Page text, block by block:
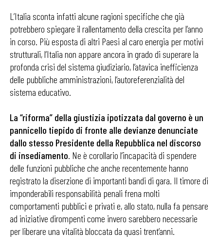
L’Italia sconta infatti alcune ragioni specifiche che già
potrebbero spiegare il rallentamento della crescita per l’anno
in corso. Più esposta di altri Paesi al caro energia per motivi
strutturali, l’Italia non appare ancora in grado di superare la
profonda crisi del sistema giudiziario, l’atavica inefficienza
delle pubbliche amministrazioni, l’autoreferenzialità del
sistema educativo.
La “riforma” della giustizia ipotizzata dal governo è un
pannicello tiepido di fronte alle devianze denunciate
dallo stesso Presidente della Repubblica nel discorso
di insediamento. Ne è corollario l’incapacità di spendere
delle funzioni pubbliche che anche recentemente hanno
registrato la diserzione di importanti bandi di gara. Il timore di
imponderabili responsabilità penali frena molti
comportamenti pubblici e privati e, allo stato, nulla fa pensare
ad iniziative dirompenti come invero sarebbero necessarie
per liberare una vitalità bloccata da quasi trent’anni.